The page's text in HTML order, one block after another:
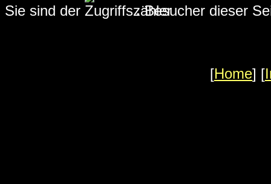
Sie sind der .Besucher dieser
[Home] [